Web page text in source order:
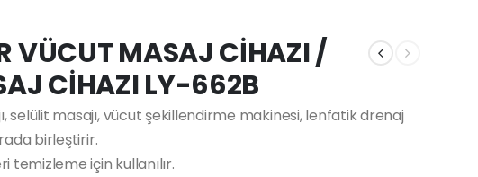
VÜCUT MASAJ CİHAZI /
CİHAZI LY-662B
selülit masajı, vücut şekillendirme makinesi, lenfatik drenaj
birleştirir.
için kullanılır.